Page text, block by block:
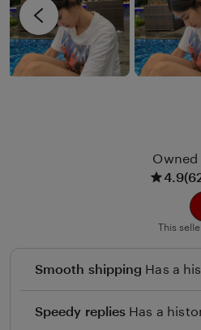
i
x
u
i
e
Owned
4.9
This
Smooth shipping Has a
Speedy replies Has a